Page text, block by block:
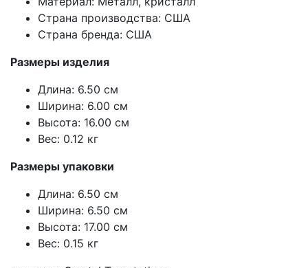
Страна производства: США
Страна бренда: США
Размеры изделия
Длина: 6.50 см
Ширина: 6.00 см
Высота: 16.00 см
Вес: 0.12 кг
Размеры упаковки
Длина: 6.50 см
Ширина: 6.50 см
Высота: 17.00 см
Вес: 0.15 кг